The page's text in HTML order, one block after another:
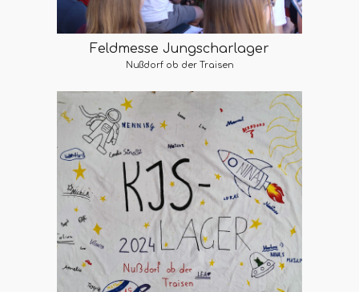
Feldmesse Jungscharlager
Nußdorf ob der Traisen